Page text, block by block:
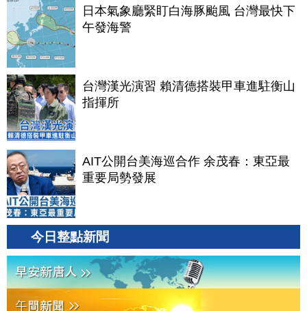
日本氣象廳緊盯白海豚颱風 台灣最快下
午發海警
台灣漢光演習 賴清德搭裝甲車進駐衡山
指揮所
AIT公開台美海巡合作 余茂春：東亞最
重要局勢發展
今日整點新聞